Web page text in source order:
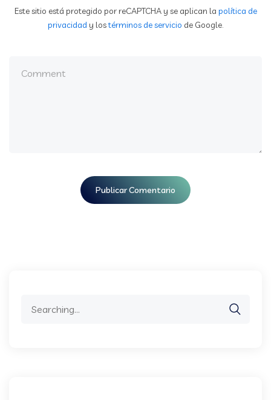
Este sitio está protegido por reCAPTCHA y se aplican la política de
privacidad y lostérminos de servicio de Google.